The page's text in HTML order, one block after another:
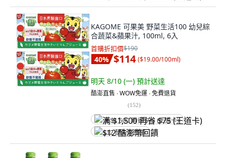
KAGOME 可果美 野菜生活100 幼兒綜
合蔬菜&蘋果汁, 100ml, 6入
首購折扣價$190
40% $114 ($19.00/100ml)
明天 8/10 (一) 預計送達
酷澎直售 ∙ WOW免運 ∙ 免費退貨
(152)
满 $1,500 再省 $75 (王道卡)
$12 酷澎幣回饋